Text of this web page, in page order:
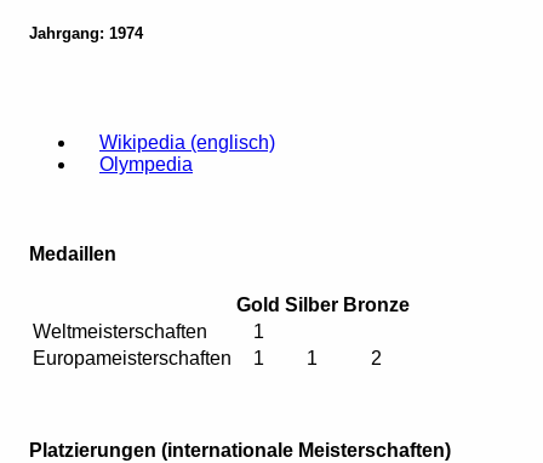
Jahrgang: 1974
Wikipedia (englisch)
Olympedia
Medaillen
Gold Silber Bronze
Weltmeisterschaften
1
Europameisterschaften
1 1 2
Platzierungen (internationale Meisterschaften)